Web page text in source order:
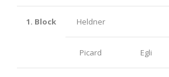
1. Block Heldner
Picard Egli